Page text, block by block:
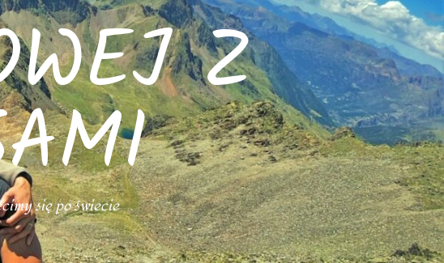
Z
się po świecie